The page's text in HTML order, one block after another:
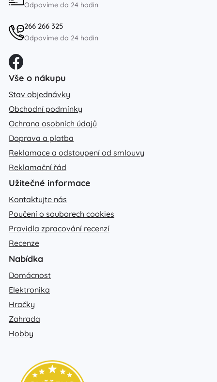
Odpovíme do 24 hodin
266 266 325
Odpovíme do 24 hodin
Vše o nákupu
Stav objednávky
Obchodní podmínky
Ochrana osobních údajů
Doprava a platba
Reklamace a odstoupení od smlouvy
Reklamační řád
Užitečné informace
Kontaktujte nás
Poučení o souborech cookies
Pravidla zpracování recenzí
Recenze
Nabídka
Domácnost
Elektronika
Hračky
Zahrada
Hobby